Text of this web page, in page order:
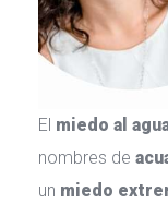
El miedo al
nombres de
un miedo